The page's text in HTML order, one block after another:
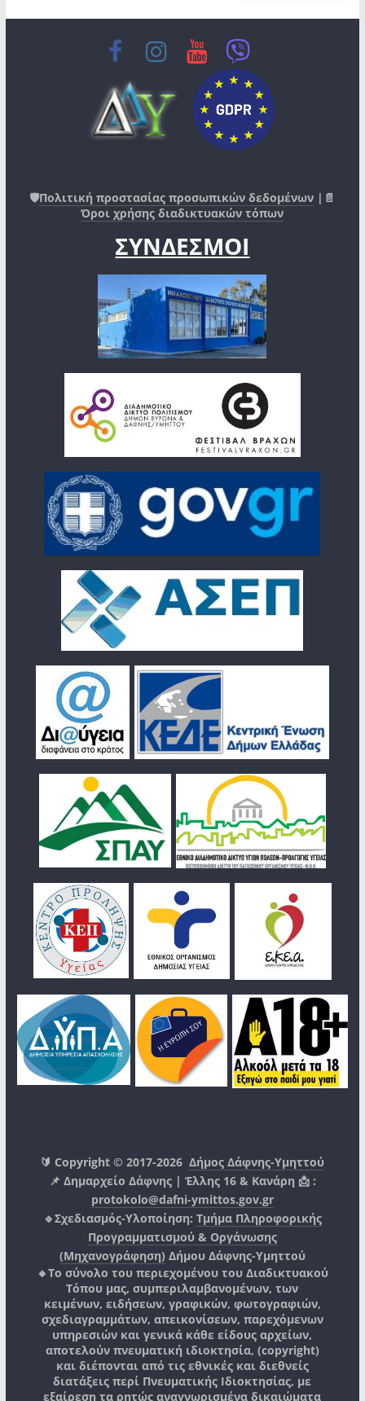
🛡️Πολιτική προστασίας προσωπικών δεδομένων |📄
Όροι χρήσης διαδικτυακών τόπων
ΣΥΝΔΕΣΜΟΙ
🔰 Copyright © 2017-2026Δήμος Δάφνης-Υμηττού
📌 Δημαρχείο Δάφνης | Έλλης 16 & Κανάρη 📩 :
protokolo@dafni-ymittos.gov.gr
🔹Σχεδιασμός-Υλοποίηση: Τμήμα Πληροφορικής
Προγραμματισμού & Οργάνωσης
(Μηχανογράφηση) Δήμου Δάφνης-Υμηττού
🔸Το σύνολο του περιεχομένου του Διαδικτυακού
Τόπου μας, συμπεριλαμβανομένων, των
κειμένων, ειδήσεων, γραφικών, φωτογραφιών,
σχεδιαγραμμάτων, απεικονίσεων, παρεχόμενων
υπηρεσιών και γενικά κάθε είδους αρχείων,
αποτελούν πνευματική ιδιοκτησία, (copyright)
και διέπονται από τις εθνικές και διεθνείς
διατάξεις περί Πνευματικής Ιδιοκτησίας, με
εξαίρεση τα ρητώς αναγνωρισμένα δικαιώματα